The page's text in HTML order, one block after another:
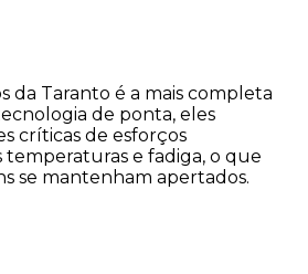
da Taranto é a mais completa
de ponta, eles
críticas de esforços
e fadiga, o que
se mantenham apertados.